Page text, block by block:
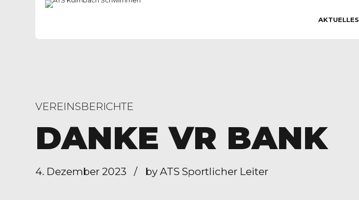
AKTUELLES
VEREINSBERICHTE
DANKE VR BANK
4. Dezember 2023 by ATS Sportlicher Leiter